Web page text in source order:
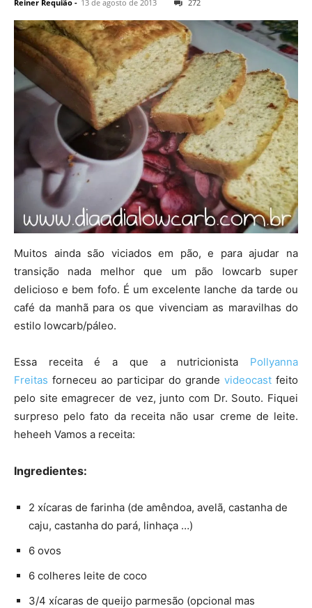
Reiner Requião - 13 de agosto de 2013 272
Muitos ainda são viciados em pão, e para ajudar na
transição nada melhor que um pão lowcarb super
delicioso e bem fofo. É um excelente lanche da tarde ou
café da manhã para os que vivenciam as maravilhas do
estilo lowcarb/páleo.
Essa receita é a que a nutricionista Pollyanna
Freitas forneceu ao participar do grande videocast feito
pelo site emagrecer de vez, junto com Dr. Souto. Fiquei
surpreso pelo fato da receita não usar creme de leite.
heheeh Vamos a receita:
Ingredientes:
2 xícaras de farinha (de amêndoa, avelã, castanha de
caju, castanha do pará, linhaça …)
6 ovos
6 colheres leite de coco
3/4 xícaras de queijo parmesão (opcional mas